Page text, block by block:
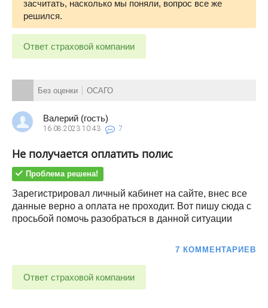
засчитать, насколько мы поняли, вопрос все же
решился.
Ответ страховой компании
Без оценки ОСАГО
Валерий (гость)
16.08.2023 10:43 7
Не получается оплатить полис
Проблема решена!
Зарегистрировал личный кабинет на сайте, внес все
данные верно а оплата не проходит. Вот пишу сюда с
просьбой помочь разобраться в данной ситуации
7 КОММЕНТАРИЕВ
Ответ страховой компании